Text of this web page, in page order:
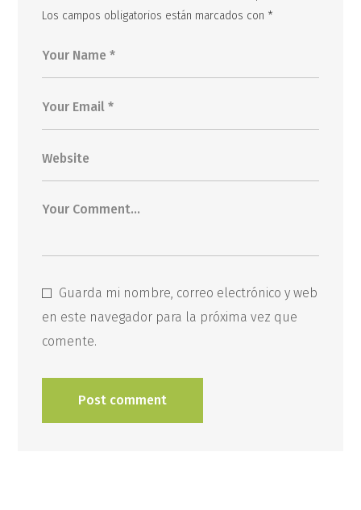
Los campos obligatorios están marcados con *
Guarda mi nombre, correo electrónico y web
en este navegador para la próxima vez que
comente.